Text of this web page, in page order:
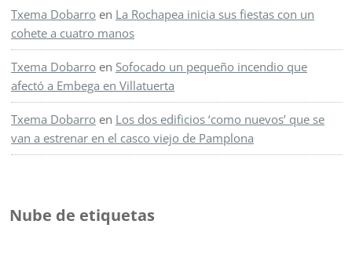
Txema Dobarro en La Rochapea inicia sus fiestas con un
cohete a cuatro manos
Txema Dobarro en Sofocado un pequeño incendio que
afectó a Embega en Villatuerta
Txema Dobarro en Los dos edificios ‘como nuevos’ que se
van a estrenar en el casco viejo de Pamplona
Nube de etiquetas